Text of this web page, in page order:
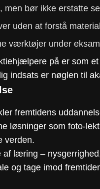
bør ikke erstatte
uden at forstå
værktøjer under
på er som
indsats er nøglen til
fremtidens
løsninger som foto-
verden.
læring –
og tage imod